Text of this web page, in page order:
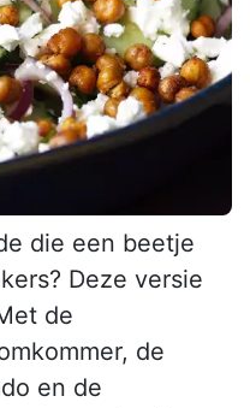
die een beetje
Deze versie
de
de
en de